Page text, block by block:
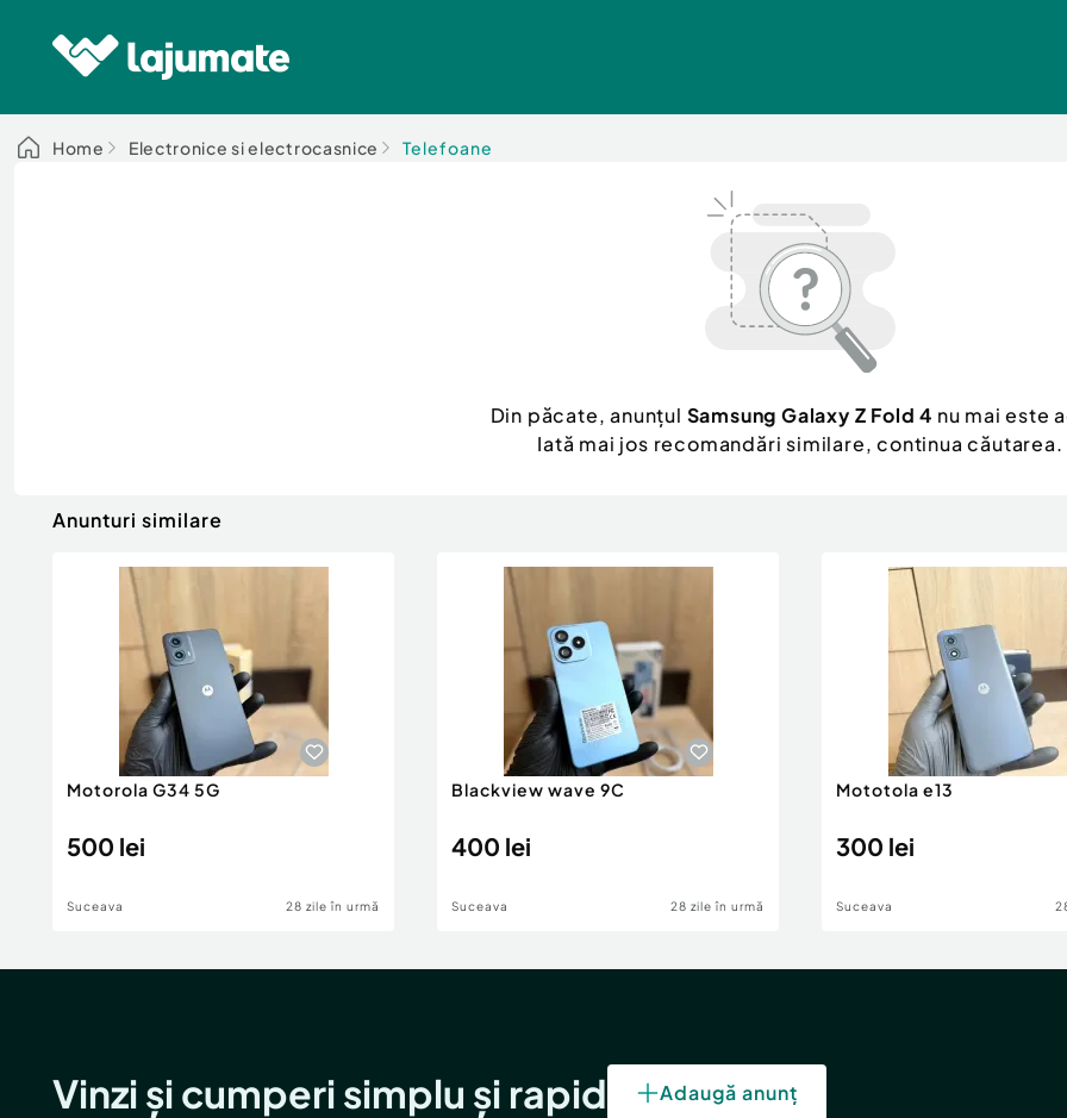
Home Electronice si electrocasnice Telefoane
Din păcate, anunțul Samsung Galaxy Z Fold 4 nu mai este
Iată mai jos recomandări similare, continua căutarea.
Anunturi similare
Motorola G34 5G
500 lei
Suceava 28 zile în urmă
Blackview wave 9C
400 lei
Suceava 28 zile în urmă
Mototola e13
300 lei
Suceava
Vinzi și cumperi simplu și rapid Adaugă anunț